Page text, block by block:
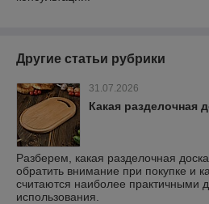
Другие статьи рубрики
31.07.2026
Какая разделочная
Разберем, какая разделочная
обратить внимание при покупке и
считаются наиболее практичными
использования.